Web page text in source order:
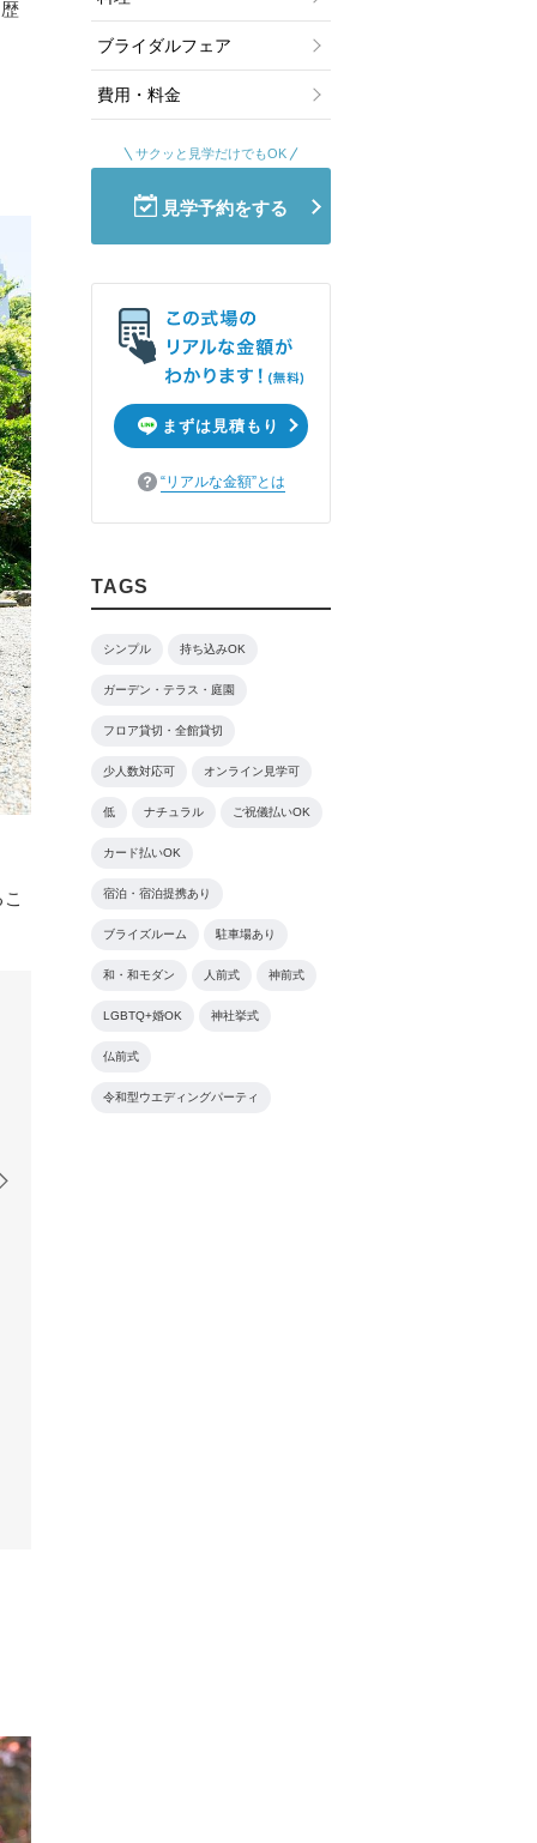
ブライダルフェア
費用・料金
サクッと見学だけでもOK
見学予約をする
まずは見積もり
“リアルな金額”とは
TAGS
シンプル 持ち込みOK
ガーデン・テラス・庭園
フロア貸切・全館貸切
少人数対応可 オンライン見学可
低 ナチュラル ご祝儀払いOK
カード払いOK
宿泊・宿泊提携あり
ブライズルーム 駐車場あり
和・和モダン 人前式 神前式
LGBTQ+婚OK 神社挙式
仏前式
令和型ウエディングパーティ